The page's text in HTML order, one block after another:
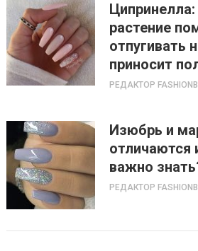
растение
отпугивать
приносит
РЕДАКТОР
Изюбрь и
отличаются
важно
РЕДАКТОР